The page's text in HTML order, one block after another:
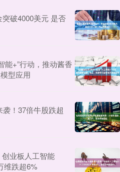
破4000美元 是否
能+”行动，推动酱香
型应用
！37倍牛股跌超
业板人工智能
维跌超6%